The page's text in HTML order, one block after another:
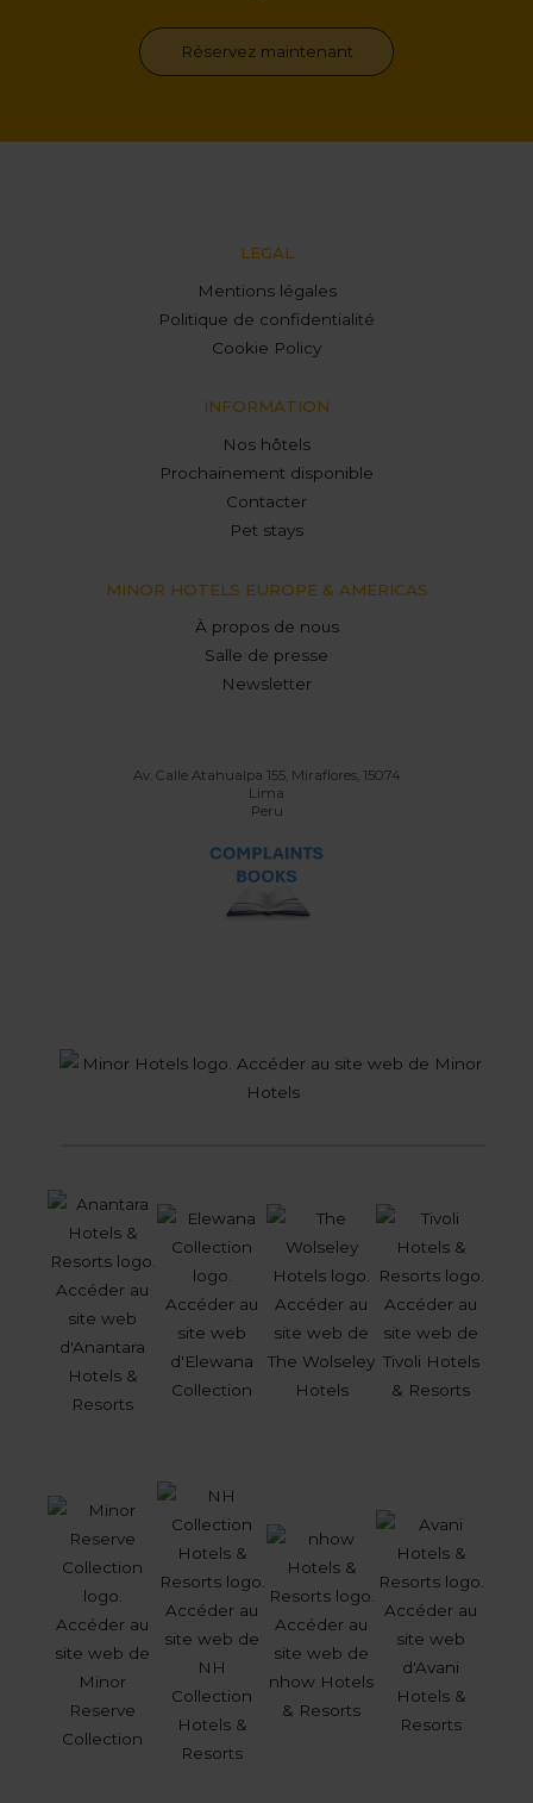
Réservez maintenant
LEGAL
Mentions légales
Politique de confidentialité
Cookie Policy
INFORMATION
Nos hôtels
Prochainement disponible
Contacter
Pet stays
MINOR HOTELS EUROPE & AMERICAS
À propos de nous
Salle de presse
Newsletter
Av. Calle Atahualpa 155, Miraflores, 15074
Lima
Peru